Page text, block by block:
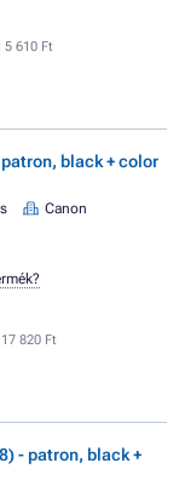
5 610 Ft
black + color
Canon
17 820 Ft
- patron, black +